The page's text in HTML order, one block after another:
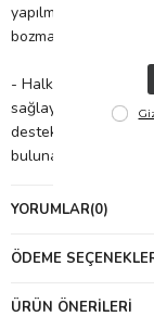
yapılmasında,
bozmayacak
- Halkın uzun
sağlayacağı, fakat
destekleyen uzun
bulunacağı
YORUMLAR(0)
ÖDEME
ÜRÜN ÖNERILERI